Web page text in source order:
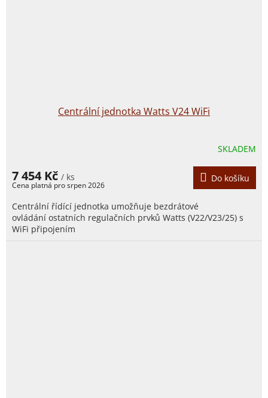
Centrální jednotka Watts V24 WiFi
SKLADEM
7 454 Kč / ks Do košíku
Centrální řídící jednotka umožňuje bezdrátové
ovládání ostatních regulačních prvků Watts (V22/V23/25) s
WiFi připojením